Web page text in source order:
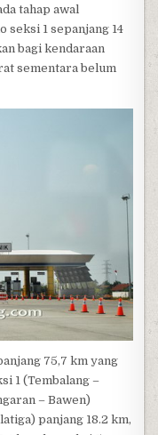
tahap awal
seksi 1 sepanjang 14
bagi kendaraan
sementara belum
75,7 km yang
1 (Tembalang –
– Bawen)
panjang 18.2 km,